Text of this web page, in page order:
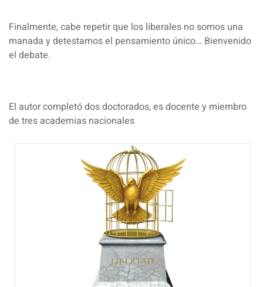
Finalmente, cabe repetir que los liberales no somos una
manada y detestamos el pensamiento único… Bienvenido
el debate.
El autor completó dos doctorados, es docente y miembro
de tres academias nacionales